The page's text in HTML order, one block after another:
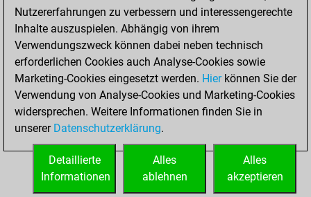
Bauer setzt Matt
0
Erstickte Matts
Unterverwandlungen
Türme auf der siebten
0
STARTSEITE
Nutzererfahrungen zu verbessern und interessengerechte
Inhalte auszuspielen. Abhängig von ihrem
Verwendungszweck können dabei neben technisch
erforderlichen Cookies auch Analyse-Cookies sowie
Marketing-Cookies eingesetzt werden. Hierkönnen Sie der
Verwendung von Analyse-Cookies und Marketing-Cookies
widersprechen. Weitere Informationen finden Sie in
unserer Datenschutzerklärung.
Alles
akzeptieren
Alles
ablehnen
Detaillierte
Informationen